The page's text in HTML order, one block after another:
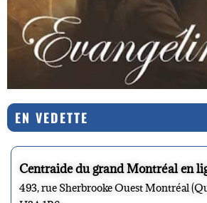
EN VEDETTE
Centraide du grand Montréal en
493, rue Sherbrooke Ouest Montréal